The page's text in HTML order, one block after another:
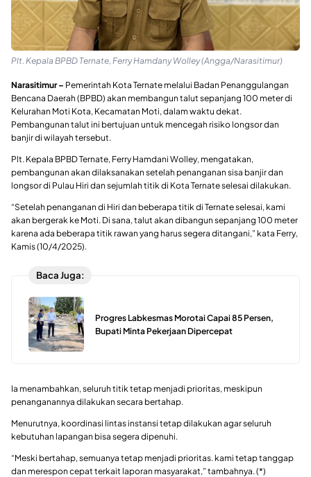
Plt. Kepala BPBD Ternate, Ferry Hamdany Wolley (Angga/Narasitimur)
Narasitimur – Pemerintah Kota Ternate melalui Badan Penanggulangan
Bencana Daerah (BPBD) akan membangun talut sepanjang 100 meter di
Kelurahan Moti Kota, Kecamatan Moti, dalam waktu dekat.
Pembangunan talut ini bertujuan untuk mencegah risiko longsor dan
banjir di wilayah tersebut.
Plt. Kepala BPBD Ternate, Ferry Hamdani Wolley, mengatakan,
pembangunan akan dilaksanakan setelah penanganan sisa banjir dan
longsor di Pulau Hiri dan sejumlah titik di Kota Ternate selesai dilakukan.
“Setelah penanganan di Hiri dan beberapa titik di Ternate selesai, kami
akan bergerak ke Moti. Di sana, talut akan dibangun sepanjang 100 meter
karena ada beberapa titik rawan yang harus segera ditangani,” kata Ferry,
Kamis (10/4/2025).
Baca Juga:
Progres Labkesmas Morotai Capai 85 Persen,
Bupati Minta Pekerjaan Dipercepat
Ia menambahkan, seluruh titik tetap menjadi prioritas, meskipun
penanganannya dilakukan secara bertahap.
Menurutnya, koordinasi lintas instansi tetap dilakukan agar seluruh
kebutuhan lapangan bisa segera dipenuhi.
“Meski bertahap, semuanya tetap menjadi prioritas. kami tetap tanggap
dan merespon cepat terkait laporan masyarakat,” tambahnya. (*)